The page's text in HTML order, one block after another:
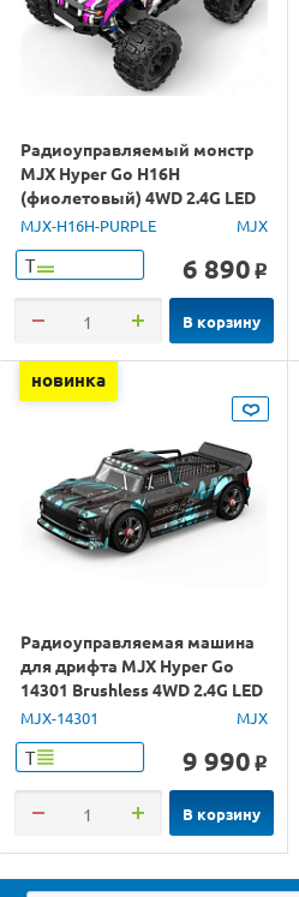
Радиоуправляемый монстр
MJX Hyper Go H16H
(фиолетовый) 4WD 2.4G LED
GPS 1/16 RTR
MJX-H16H-PURPLE MJX
Т 6 890 o
В корзину
новинка
Радиоуправляемая машина
для дрифта MJX Hyper Go
14301 Brushless 4WD 2.4G LED
1/14 RTR
MJX-14301 MJX
Т 9 990 o
В корзину